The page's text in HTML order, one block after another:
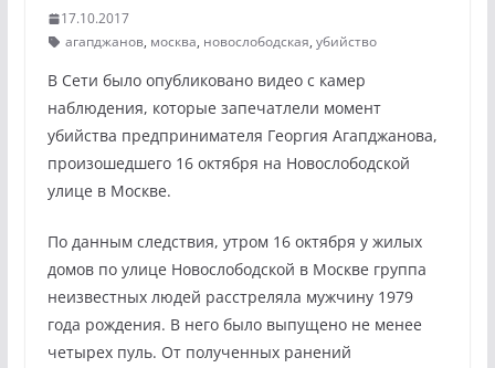
17.10.2017
агапджанов, москва, новослободская, убийство
В Сети было опубликовано видео с камер
наблюдения, которые запечатлели момент
убийства предпринимателя Георгия Агапджанова,
произошедшего 16 октября на Новослободской
улице в Москве.
По данным следствия, утром 16 октября у жилых
домов по улице Новослободской в Москве группа
неизвестных людей расстреляла мужчину 1979
года рождения. В него было выпущено не менее
четырех пуль. От полученных ранений